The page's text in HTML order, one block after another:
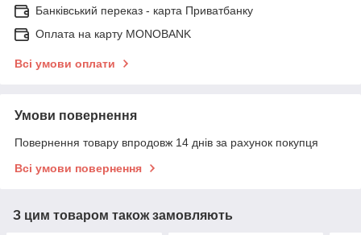
Банківський переказ - карта Приватбанку
Оплата на карту MONOBANK
Всі умови оплати
Умови повернення
Повернення товару впродовж 14 днів за рахунок покупця
Всі умови повернення
З цим товаром також замовляють